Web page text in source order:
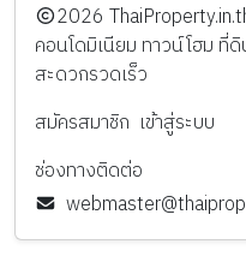
️2026
คอนโดมิเนียม ทาวน์โฮม ที่
สะดวกรวดเร็ว
สมัครสมาชิก เข้าสู่ระบบ
ช่องทางติดต่อ